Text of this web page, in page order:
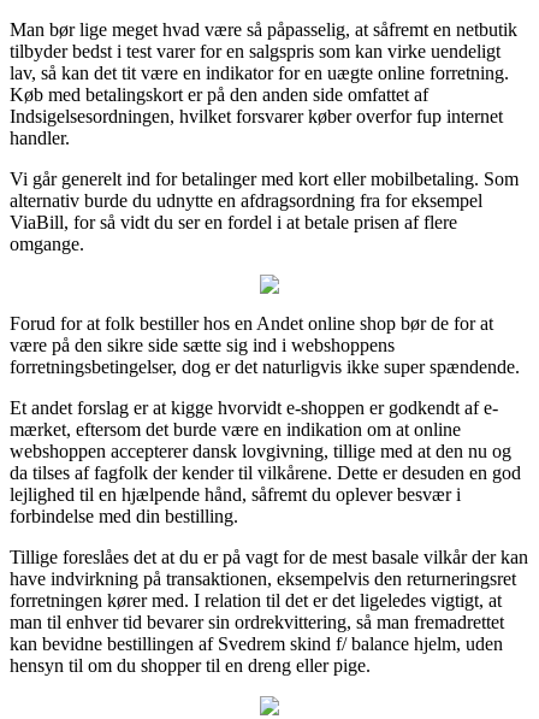
Man bør lige meget hvad være så påpasselig, at såfremt en netbutik
tilbyder bedst i test varer for en salgspris som kan virke uendeligt
lav, så kan det tit være en indikator for en uægte online forretning.
Køb med betalingskort er på den anden side omfattet af
Indsigelsesordningen, hvilket forsvarer køber overfor fup internet
handler.
Vi går generelt ind for betalinger med kort eller mobilbetaling. Som
alternativ burde du udnytte en afdragsordning fra for eksempel
ViaBill, for så vidt du ser en fordel i at betale prisen af flere
omgange.
Forud for at folk bestiller hos en Andet online shop bør de for at
være på den sikre side sætte sig ind i webshoppens
forretningsbetingelser, dog er det naturligvis ikke super spændende.
Et andet forslag er at kigge hvorvidt e-shoppen er godkendt af e-
mærket, eftersom det burde være en indikation om at online
webshoppen accepterer dansk lovgivning, tillige med at den nu og
da tilses af fagfolk der kender til vilkårene. Dette er desuden en god
lejlighed til en hjælpende hånd, såfremt du oplever besvær i
forbindelse med din bestilling.
Tillige foreslåes det at du er på vagt for de mest basale vilkår der kan
have indvirkning på transaktionen, eksempelvis den returneringsret
forretningen kører med. I relation til det er det ligeledes vigtigt, at
man til enhver tid bevarer sin ordrekvittering, så man fremadrettet
kan bevidne bestillingen af Svedrem skind f/ balance hjelm, uden
hensyn til om du shopper til en dreng eller pige.